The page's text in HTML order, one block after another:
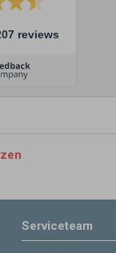
reviews
Serviceteam